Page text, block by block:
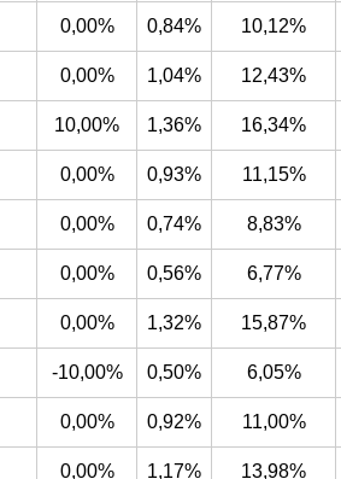
0,00% 0,84% 10,12%
0,00% 1,04% 12,43%
10,00% 1,36% 16,34%
0,00% 0,93% 11,15%
0,00% 0,74% 8,83%
0,00% 0,56% 6,77%
0,00% 1,32% 15,87%
-10,00% 0,50% 6,05%
0,00% 0,92% 11,00%
0,00% 1,17% 13,98%